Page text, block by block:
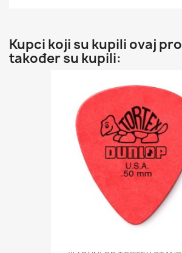
Kupci koji su kupili ovaj
također su kupili: